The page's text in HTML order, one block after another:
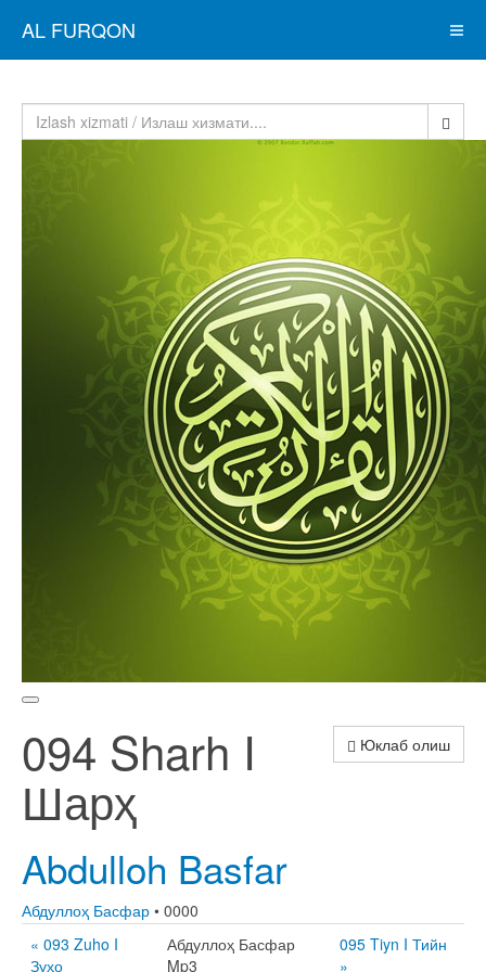
AL FURQON
Юклаб олиш
094 Sharh I
Шарҳ
Abdulloh Basfar
Абдуллоҳ Басфар • 0000
« 093 Zuho I
Зуҳо
Абдуллоҳ Басфар
Mp3
095 Tiyn I Тийн
»